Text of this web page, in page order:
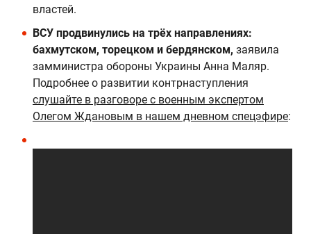
властей.
ВСУ продвинулись на трёх направлениях:
бахмутском, торецком и бердянском, заявила
замминистра обороны Украины Анна Маляр.
Подробнее о развитии контрнаступления
слушайте в разговоре с военным экспертом
Олегом Ждановым в нашем дневном спецэфире: